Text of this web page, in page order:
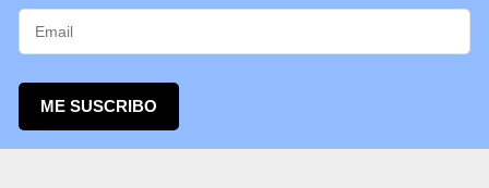
ME SUSCRIBO